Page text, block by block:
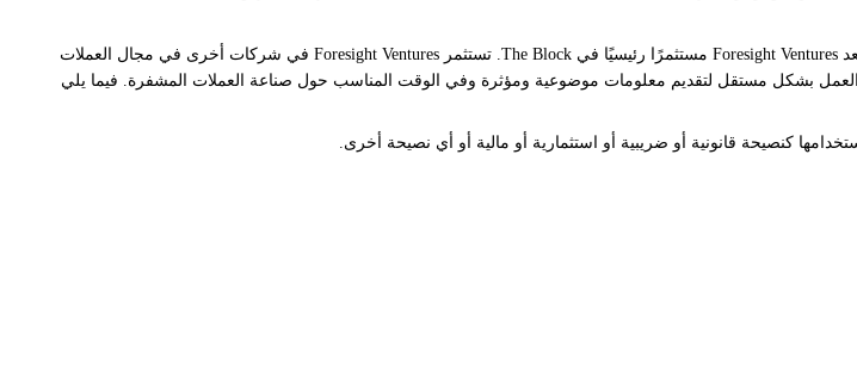
إخلاء مسؤولية: The Block هو منفذ إعلامي مستقل يقدم الأخبار والأبحاث والبيانات. اعتبارًا من نوفمبر 2023، تعد Foresight Ventures مستثمرًا رئيسيًا في The Block. تستثمر Foresight Ventures في شركات أخرى في مجال العملات
المشفرة. تعد بورصة العملات المشفرة Bitget شريكًا محدودًا رئيسيًا لـ Foresight Ventures. تواصل The Block العمل بشكل مستقل لتقديم معلومات موضوعية ومؤثرة وفي الوقت المناسب حول صناعة العملات المشفرة. فيما يلي